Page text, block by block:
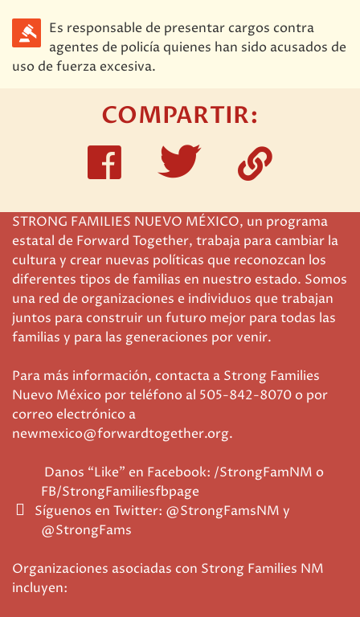
Es responsable de presentar cargos contra
agentes de policía quienes han sido acusados de
uso de fuerza excesiva.
COMPARTIR:
Share
on
Facebook
Share
on
Twitter
STRONG FAMILIES NUEVO MÉXICO, un programa
estatal de Forward Together, trabaja para cambiar la
cultura y crear nuevas políticas que reconozcan los
diferentes tipos de familias en nuestro estado. Somos
una red de organizaciones e individuos que trabajan
juntos para construir un futuro mejor para todas las
familias y para las generaciones por venir.
Para más información, contacta a Strong Families
Nuevo México por teléfono al 505-842-8070 o por
correo electrónico a
newmexico@forwardtogether.org.
Danos “Like” en Facebook: /StrongFamNM o
FB/StrongFamiliesfbpage
Síguenos en Twitter: @StrongFamsNM y
@StrongFams
Organizaciones asociadas con Strong Families NM
incluyen: